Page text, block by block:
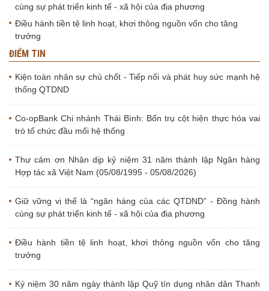
cùng sự phát triển kinh tế - xã hội của địa phương
Điều hành tiền tệ linh hoạt, khơi thông nguồn vốn cho tăng
trưởng
ĐIỂM TIN
Kiện toàn nhân sự chủ chốt - Tiếp nối và phát huy sức mạnh hệ
thống QTDND
Co-opBank Chi nhánh Thái Bình: Bốn trụ cột hiện thực hóa vai
trò tổ chức đầu mối hệ thống
Thư cảm ơn Nhân dịp kỷ niệm 31 năm thành lập Ngân hàng
Hợp tác xã Việt Nam (05/08/1995 - 05/08/2026)
Giữ vững vị thế là “ngân hàng của các QTDND” - Đồng hành
cùng sự phát triển kinh tế - xã hội của địa phương
Điều hành tiền tệ linh hoạt, khơi thông nguồn vốn cho tăng
trưởng
Kỷ niệm 30 năm ngày thành lập Quỹ tín dụng nhân dân Thanh